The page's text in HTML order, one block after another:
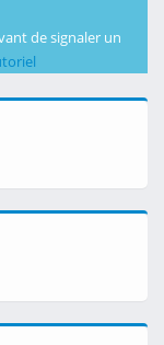
de signaler un